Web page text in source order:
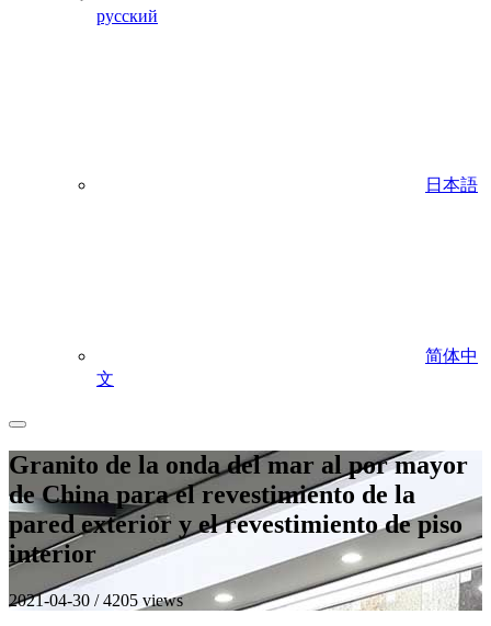
русский
日本語
简体中
文
Granito de la onda del mar al por mayor
de China para el revestimiento de la
pared exterior y el revestimiento de piso
interior
2021-04-30 / 4205 views